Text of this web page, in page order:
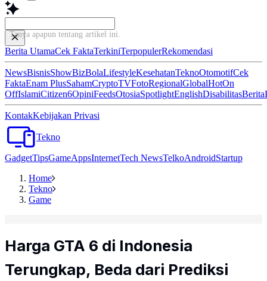
Tanya apapun tentang artikel ini...
Berita UtamaCek FaktaTerkiniTerpopulerRekomendasi
NewsBisnisShowBizBolaLifestyleKesehatanTeknoOtomotifCek
FaktaEnam PlusSahamCryptoTVFotoRegionalGlobalHotOn
OffIslamiCitizen6OpiniFeedsOtosiaSpotlightEnglishDisabilitasBerita
KontakKebijakan Privasi
Tekno
GadgetTipsGameAppsInternetTech NewsTelkoAndroidStartup
Home
Tekno
Game
Harga GTA 6 di Indonesia
Terungkap, Beda dari Prediksi